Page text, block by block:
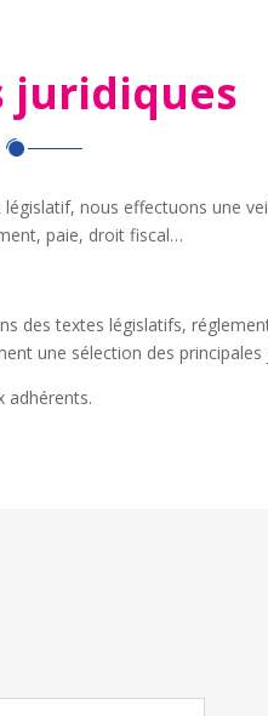
juridiques
nous effectuons une
paie, droit fiscal…
des textes législatifs,
une sélection des
adhérents.